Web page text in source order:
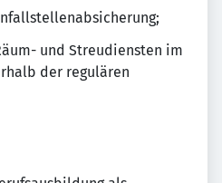
und Streudiensten im
der regulären